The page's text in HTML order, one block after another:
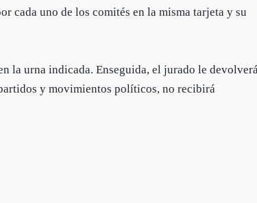
cada uno de los comités en la misma tarjeta y su
la urna indicada. Enseguida, el jurado le devolverá
y movimientos políticos, no recibirá